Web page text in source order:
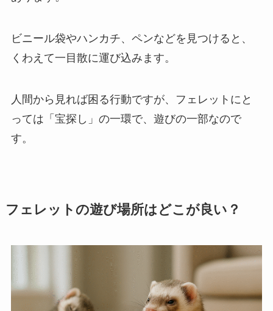
ビニール袋やハンカチ、ペンなどを見つけると、
くわえて一目散に運び込みます。
人間から見れば困る行動ですが、フェレットにと
っては「宝探し」の一環で、遊びの一部なので
す。
フェレットの遊び場所はどこが良い？